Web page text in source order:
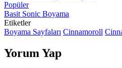
Popüler
Basit Sonic Boyama
Etiketler
Boyama Sayfaları Cinnamoroll
Yorum Yap